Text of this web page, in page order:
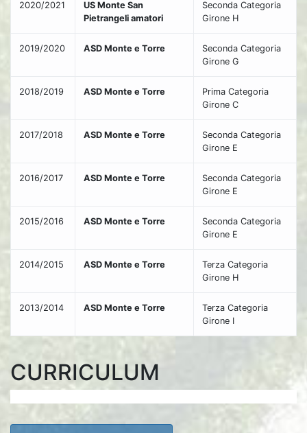
2020/2021
US Monte San
Pietrangeli amatori
Seconda Categoria
Girone H
2019/2020 ASD Monte e Torre
Seconda Categoria
Girone G
2018/2019 ASD Monte e Torre
Prima Categoria
Girone C
2017/2018 ASD Monte e Torre
Seconda Categoria
Girone E
2016/2017 ASD Monte e Torre
Seconda Categoria
Girone E
2015/2016 ASD Monte e Torre
Seconda Categoria
Girone E
2014/2015 ASD Monte e Torre
Terza Categoria
Girone H
2013/2014 ASD Monte e Torre
Terza Categoria
Girone I
CURRICULUM